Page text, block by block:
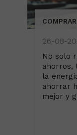
26-08-
No solo
ahorros,
la
ahorrar
mejor y